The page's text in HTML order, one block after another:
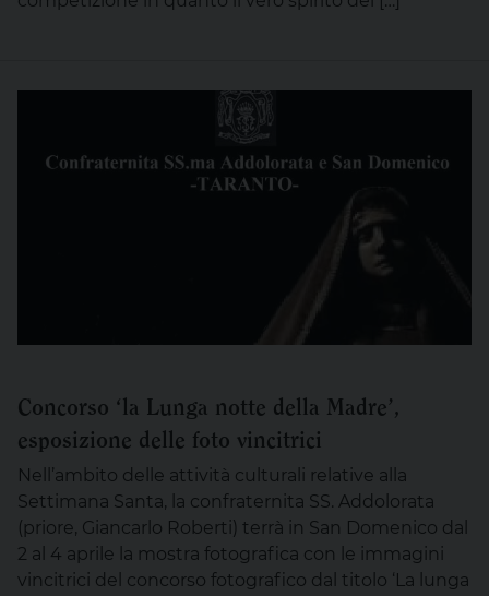
Concorso ‘la Lunga notte della Madre’,
esposizione delle foto vincitrici
Nell’ambito delle attività culturali relative alla
Settimana Santa, la confraternita SS. Addolorata
(priore, Giancarlo Roberti) terrà in San Domenico dal
2 al 4 aprile la mostra fotografica con le immagini
vincitrici del concorso fotografico dal titolo ‘La lunga